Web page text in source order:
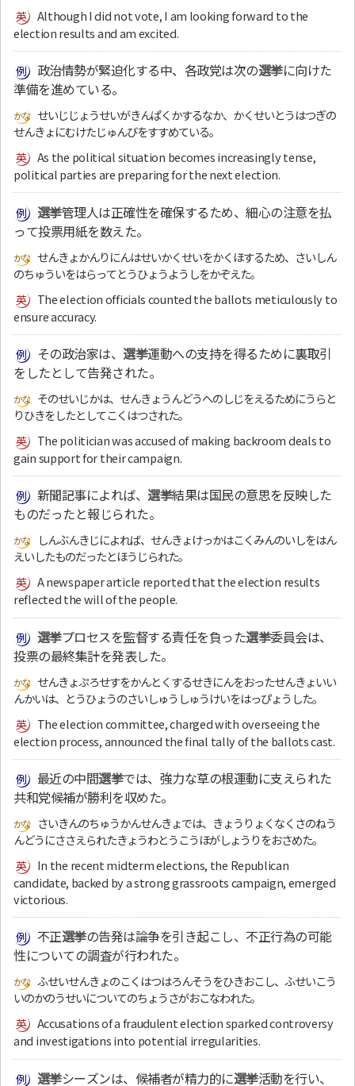
Although I did not vote, I am looking forward to the
election results and am excited.
政治情勢が緊迫化する中、各政党は次の選挙に向けた
準備を進めている。
せいじじょうせいがきんぱくかするなか、かくせいとうはつぎの
せんきょにむけたじゅんびをすすめている。
As the political situation becomes increasingly tense,
political parties are preparing for the next election.
選挙管理人は正確性を確保するため、細心の注意を払
って投票用紙を数えた。
せんきょかんりにんはせいかくせいをかくほするため、さいしん
のちゅういをはらってとうひょうようしをかぞえた。
The election officials counted the ballots meticulously to
ensure accuracy.
その政治家は、 選挙運動への支持を得るために裏取引
をしたとして告発された。
そのせいじかは、せんきょうんどうへのしじをえるためにうらと
りひきをしたとしてこくはつされた。
The politician was accused of making backroom deals to
gain support for their campaign.
新聞記事によれば、 選挙結果は国民の意思を反映した
ものだったと報じられた。
しんぶんきじによれば、せんきょけっかはこくみんのいしをはん
えいしたものだったとほうじられた。
A newspaper article reported that the election results
reflected the will of the people.
選挙プロセスを監督する責任を負った選挙委員会は、
投票の最終集計を発表した。
せんきょぷろせすをかんとくするせきにんをおったせんきょいい
んかいは、とうひょうのさいしゅうしゅうけいをはっぴょうした。
The election committee, charged with overseeing the
election process, announced the final tally of the ballots cast.
最近の中間選挙では、強力な草の根運動に支えられた
共和党候補が勝利を収めた。
さいきんのちゅうかんせんきょでは、きょうりょくなくさのねう
んどうにささえられたきょうわとうこうほがしょうりをおさめた。
In the recent midterm elections, the Republican
candidate, backed by a strong grassroots campaign, emerged
victorious.
不正選挙の告発は論争を引き起こし、不正行為の可能
性についての調査が行われた。
ふせいせんきょのこくはつはろんそうをひきおこし、ふせいこう
いのかのうせいについてのちょうさがおこなわれた。
Accusations of a fraudulent election sparked controversy
and investigations into potential irregularities.
選挙シーズンは、候補者が精力的に選挙活動を行い、